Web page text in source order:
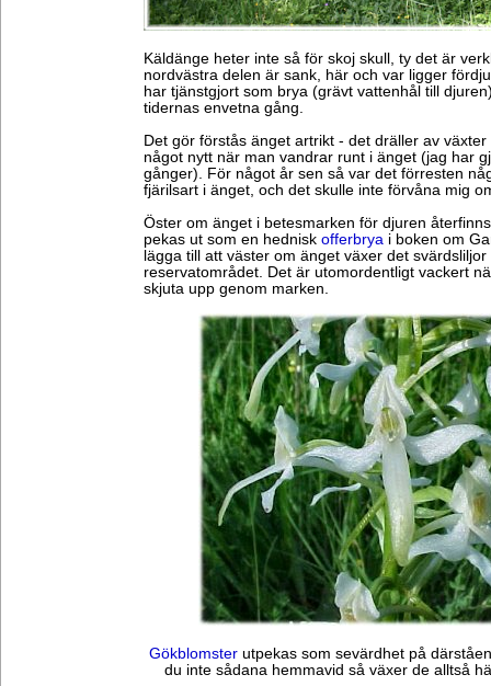
Käldänge heter inte så för skoj skull, ty det är
nordvästra delen är sank, här och var ligger
har tjänstgjort som brya (grävt vattenhål till
tidernas envetna gång.
Det gör förstås änget artrikt - det dräller av
något nytt när man vandrar runt i änget (jag har
gånger). För något år sen så var det förresten
fjärilsart i änget, och det skulle inte förvåna mig
Öster om änget i betesmarken för djuren
pekas ut som en hednisk offerbrya i boken om
lägga till att väster om änget växer det
reservatområdet. Det är utomordentligt vackert
skjuta upp genom marken.
Gökblomster utpekas som sevärdhet på
du inte sådana hemmavid så växer de alltså